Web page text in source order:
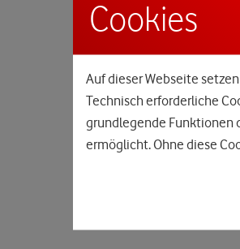
Cookies
Auf dieser Webseite
Technisch erforderliche
grundlegende Funktionen
ermöglicht. Ohne diese